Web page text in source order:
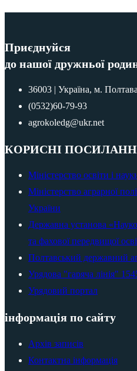
Приєднуйся
до нашої дружньої
36003 | Україна, м.
(0532)60-79-93
agrokoledg@ukr.net
КОРИСНІ
Міністерство освіти і
Міністерство аграрної
України
Державна установа
та фахової передвищої
Полтавський державний
Урядова "гаряча лінія"
Урядовий портал
інформація по сайту
Архів записів
Контактна інформація